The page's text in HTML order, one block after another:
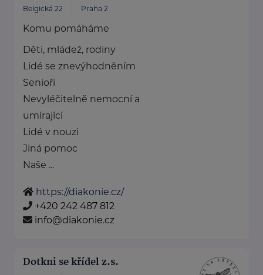
Belgická 22 Praha 2
Komu pomáháme
Děti, mládež, rodiny
Lidé se znevýhodněním
Senioři
Nevyléčitelně nemocní a
umírající
Lidé v nouzi
Jiná pomoc
Naše ...
https://diakonie.cz/
+420 242 487 812
info@diakonie.cz
Dotkni se křídel z.s.